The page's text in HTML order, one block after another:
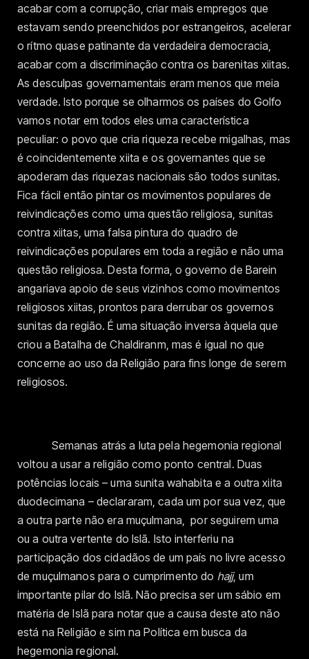
acabar com a corrupção, criar mais empregos que
estavam sendo preenchidos por estrangeiros, acelerar
o rítmo quase patinante da verdadeira democracia,
acabar com a discriminação contra os barenitas xiitas.
As desculpas governamentais eram menos que meia
verdade. Isto porque se olharmos os países do Golfo
vamos notar em todos eles uma característica
peculiar: o povo que cria riqueza recebe migalhas, mas
é coincidentemente xiita e os governantes que se
apoderam das riquezas nacionais são todos sunitas.
Fica fácil então pintar os movimentos populares de
reivindicações como uma questão religiosa, sunitas
contra xiitas, uma falsa pintura do quadro de
reivindicações populares em toda a região e não uma
questão religiosa. Desta forma, o governo de Barein
angariava apoio de seus vizinhos como movimentos
religiosos xiitas, prontos para derrubar os governos
sunitas da região. É uma situação inversa àquela que
criou a Batalha de Chaldiranm, mas é igual no que
concerne ao uso da Religião para fins longe de serem
religiosos.
Semanas atrás a luta pela hegemonia regional
voltou a usar a religião como ponto central. Duas
potências locais – uma sunita wahabita e a outra xiita
duodecimana – declararam, cada um por sua vez, que
a outra parte não era muçulmana, por seguirem uma
ou a outra vertente do Islã. Isto interferiu na
participação dos cidadãos de um país no livre acesso
de muçulmanos para o cumprimento do hajj, um
importante pilar do Islã. Não precisa ser um sábio em
matéria de Islã para notar que a causa deste ato não
está na Religião e sim na Política em busca da
hegemonia regional.